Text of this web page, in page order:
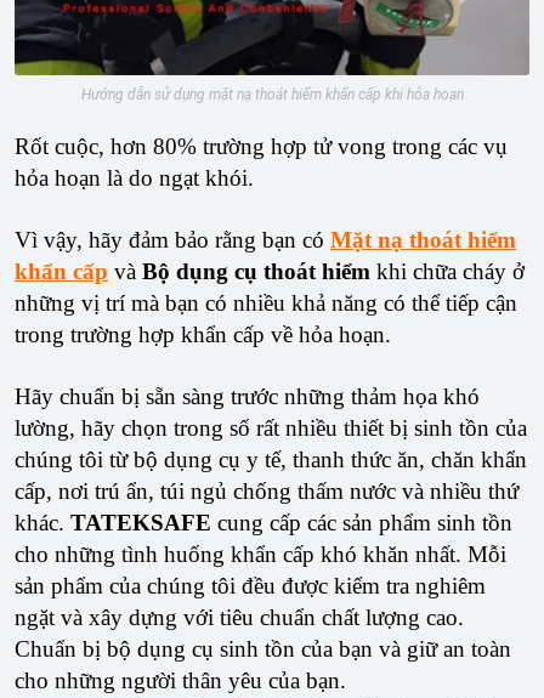
Hướng dẫn sử dụng mặt nạ thoát hiểm khẩn cấp khi hỏa hoạn
Rốt cuộc, hơn 80% trường hợp tử vong trong các vụ
hỏa hoạn là do ngạt khói.
Vì vậy, hãy đảm bảo rằng bạn có Mặt nạ thoát hiểm
khẩn cấp và Bộ dụng cụ thoát hiểm khi chữa cháy ở
những vị trí mà bạn có nhiều khả năng có thể tiếp cận
trong trường hợp khẩn cấp về hỏa hoạn.
Hãy chuẩn bị sẵn sàng trước những thảm họa khó
lường, hãy chọn trong số rất nhiều thiết bị sinh tồn của
chúng tôi từ bộ dụng cụ y tế, thanh thức ăn, chăn khẩn
cấp, nơi trú ẩn, túi ngủ chống thấm nước và nhiều thứ
khác. TATEKSAFE cung cấp các sản phẩm sinh tồn
cho những tình huống khẩn cấp khó khăn nhất. Mỗi
sản phẩm của chúng tôi đều được kiểm tra nghiêm
ngặt và xây dựng với tiêu chuẩn chất lượng cao.
Chuẩn bị bộ dụng cụ sinh tồn của bạn và giữ an toàn
cho những người thân yêu của bạn.